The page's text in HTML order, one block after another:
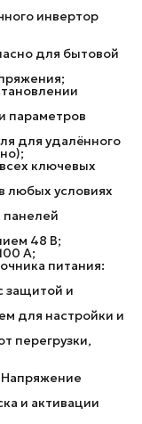
инвертор
для бытовой
параметров
для удалённого
ключевых
любых условиях
48 В;
А;
питания:
защитой и
для настройки и
перегрузки,
Напряжение
и активации